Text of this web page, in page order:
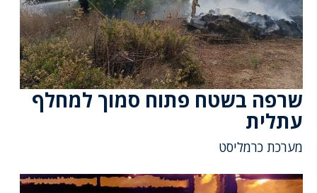
שרפה בשטח פתוח סמוך למחלף
עתלית
מערכת כרמליסט